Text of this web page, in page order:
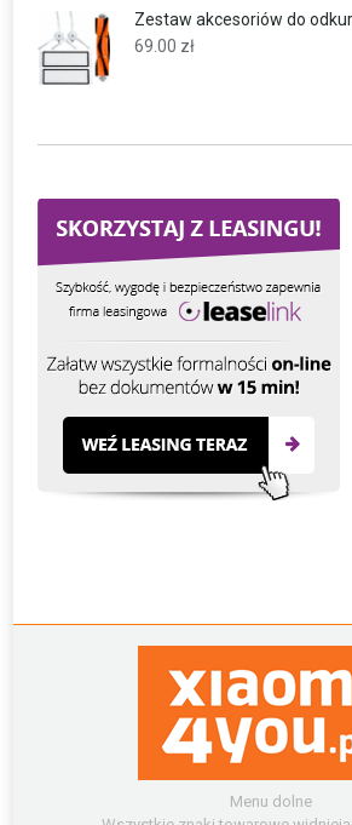
Zestaw akcesoriów do
69.00 zł
Menu dolne